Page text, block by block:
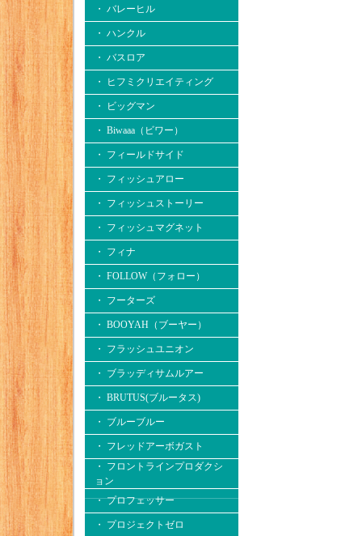
・ バレーヒル
・ ハンクル
・ バスロア
・ ヒフミクリエイティング
・ ビッグマン
・ Biwaaa（ビワー）
・ フィールドサイド
・ フィッシュアロー
・ フィッシュストーリー
・ フィッシュマグネット
・ フィナ
・ FOLLOW（フォロー）
・ フーターズ
・ BOOYAH（ブーヤー）
・ フラッシュユニオン
・ ブラッディサムルアー
・ BRUTUS(ブルータス)
・ ブルーブルー
・ フレッドアーボガスト
・ フロントラインプロダクシ
ョン
・ プロフェッサー
・ プロジェクトゼロ